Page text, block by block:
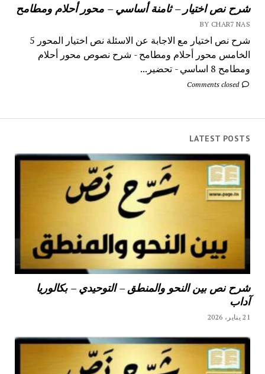
شرح نص اختيار – ثامنة أساسي – محور أحلام ومطامح
BY CHAR7 NAS
شرح نص اختيار مع الاجابة عن الاسئلة نص اختيار المحور 5
الخامس محور أحلام ومطامح - شرح نصوص محور أحلام
ومطامح 8 اساسي - تحضير...
Comments closed
LATEST POSTS
شرح نص بين النحو والمنطق – التوحيدي – بكالوريا
آداب
21 يناير، 2026